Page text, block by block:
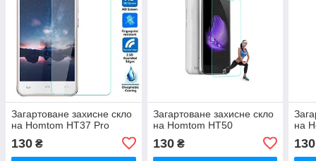
Загартоване захисне скло
на Homtom HT37 Pro
130 ₴
Загартоване захисне скло
на Homtom HT50
130₴
на
130